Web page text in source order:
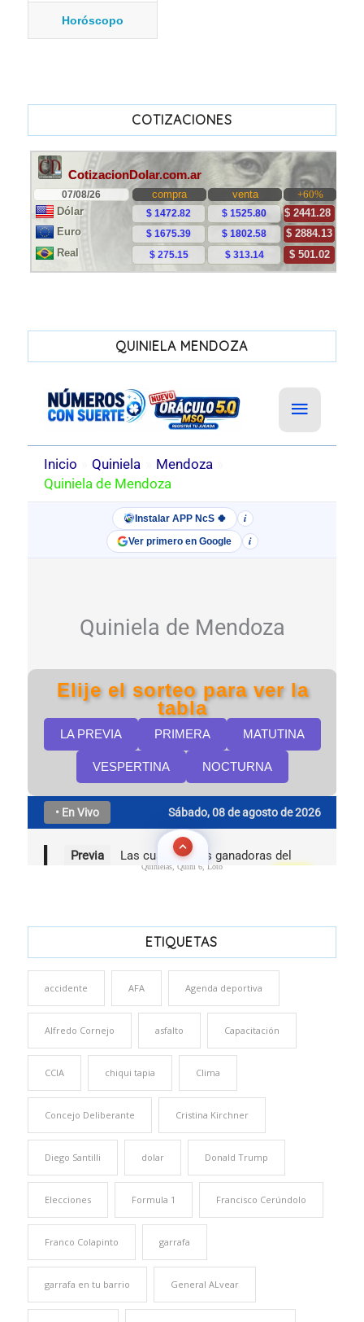
Horóscopo
COTIZACIONES
QUINIELA MENDOZA
Quinielas, Quini 6, Loto
ETIQUETAS
accidente AFA Agenda deportiva
Alfredo Cornejo asfalto Capacitación
CCIA chiqui tapia Clima
Concejo Deliberante Cristina Kirchner
Diego Santilli dolar Donald Trump
Elecciones Formula 1 Francisco Cerúndolo
Franco Colapinto garrafa
garrafa en tu barrio General ALvear